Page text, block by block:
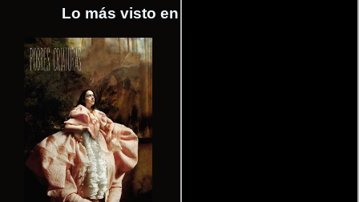
Lo más visto en Cineyseries.net